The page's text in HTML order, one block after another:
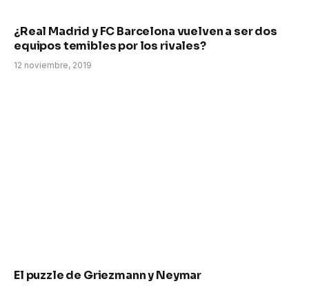
¿Real Madrid y FC Barcelona vuelven a ser dos
equipos temibles por los rivales?
12 noviembre, 2019
El puzzle de Griezmann y Neymar